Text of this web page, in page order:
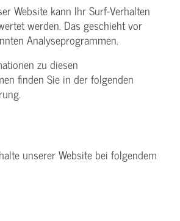
Website kann Ihr Surf-Verhalten
werden. Das geschieht vor
Analyseprogrammen.
zu diesen
finden Sie in der folgenden
unserer Website bei folgendem